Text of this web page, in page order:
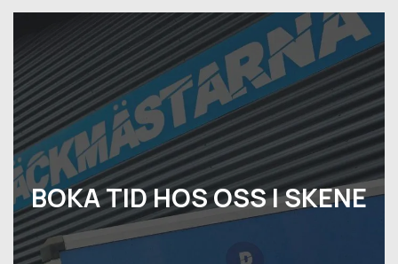
BOKA TID HOS OSS I SKENE